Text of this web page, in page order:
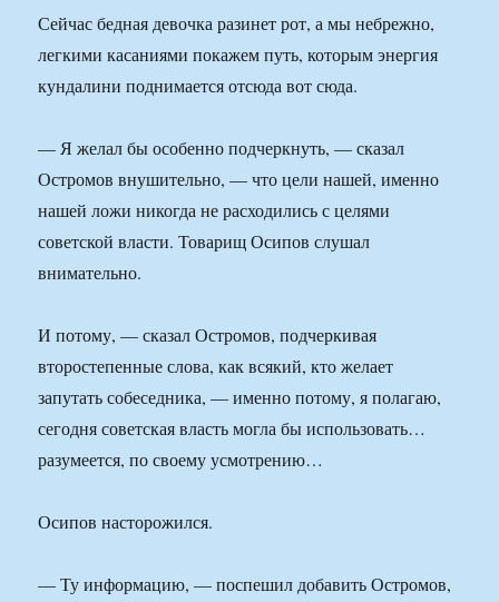
Сейчас бедная девочка разинет рот, а мы небрежно,
легкими касаниями покажем путь, которым энергия
кундалини поднимается отсюда вот сюда.
— Я желал бы особенно подчеркнуть, — сказал
Остромов внушительно, — что цели нашей, именно
нашей ложи никогда не расходились с целями
советской власти. Товарищ Осипов слушал
внимательно.
И потому, — сказал Остромов, подчеркивая
второстепенные слова, как всякий, кто желает
запутать собеседника, — именно потому, я полагаю,
сегодня советская власть могла бы использовать…
разумеется, по своему усмотрению…
Осипов насторожился.
— Ту информацию, — поспешил добавить Остромов,